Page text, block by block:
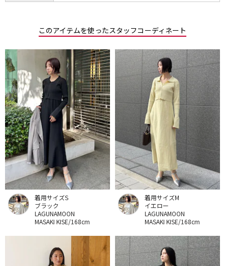
このアイテムを使ったスタッフコーディネート
着用サイズS
ブラック
LAGUNAMOON
MASAKI KISE/168cm
着用サイズM
イエロー
LAGUNAMOON
MASAKI KISE/168cm